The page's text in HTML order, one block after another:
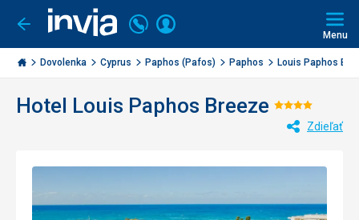
Ísť
späť
Invia.sk
Volajte
+421
2
3221
Prihlásiť
Menu
Dovolenka Cyprus Paphos (Pafos) Paphos Louis Paphos
Hotel Louis Paphos Breeze
4/5
Zdieľať